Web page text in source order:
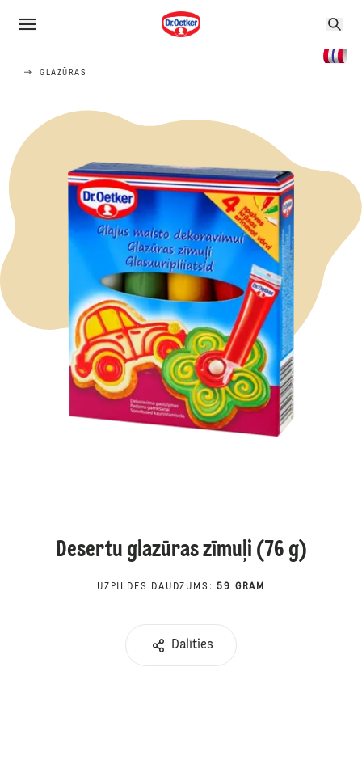
GLAZŪRAS
Desertu glazūras zīmuļi (76 g)
UZPILDES DAUDZUMS : 59 GRAM
Dalīties